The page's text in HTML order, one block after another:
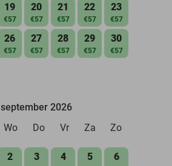
19
€57
20
€57
21
€57
22
€57
23
€57
26
€57
27
€57
28
€57
29
€57
30
€57
september 2026
Wo Do Vr Za Zo
2 3 4 5 6